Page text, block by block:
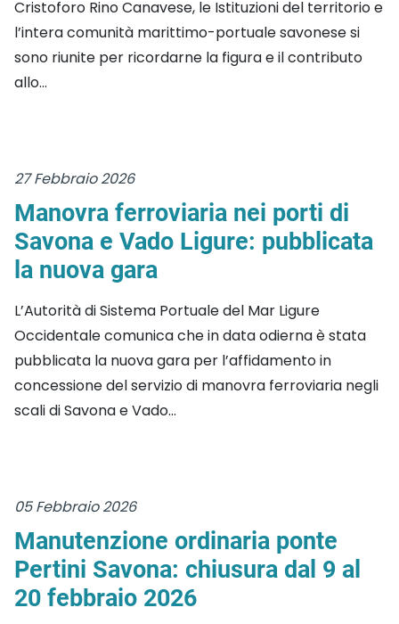
Cristoforo Rino Canavese, le Istituzioni del territorio e
l’intera comunità marittimo-portuale savonese si
sono riunite per ricordarne la figura e il contributo
allo...
27 Febbraio 2026
Manovra ferroviaria nei porti di
Savona e Vado Ligure: pubblicata
la nuova gara
L’Autorità di Sistema Portuale del Mar Ligure
Occidentale comunica che in data odierna è stata
pubblicata la nuova gara per l’affidamento in
concessione del servizio di manovra ferroviaria negli
scali di Savona e Vado...
05 Febbraio 2026
Manutenzione ordinaria ponte
Pertini Savona: chiusura dal 9 al
20 febbraio 2026